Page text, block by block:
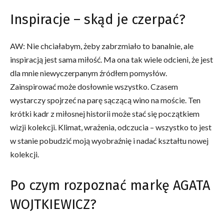
Inspiracje – skąd je czerpać?
AW: Nie chciałabym, żeby zabrzmiało to banalnie, ale
inspiracją jest sama miłość. Ma ona tak wiele odcieni, że jest
dla mnie niewyczerpanym źródłem pomysłów.
Zainspirować może dosłownie wszystko. Czasem
wystarczy spojrzeć na parę sączącą wino na moście. Ten
krótki kadr z miłosnej historii może stać się początkiem
wizji kolekcji. Klimat, wrażenia, odczucia – wszystko to jest
w stanie pobudzić moją wyobraźnię i nadać kształtu nowej
kolekcji.
Po czym rozpoznać markę AGATA
WOJTKIEWICZ?